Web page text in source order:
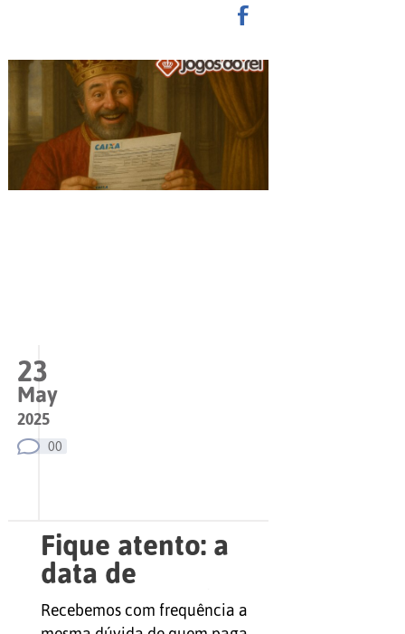
23
May
2025
00
Fique atento: a
data de
vencimento do
Recebemos com frequência a